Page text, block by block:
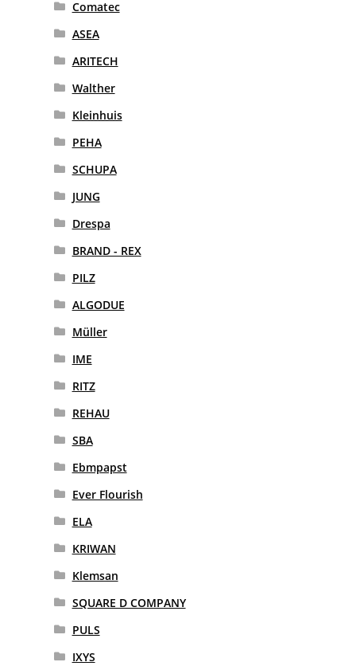
Comatec
ASEA
ARITECH
Walther
Kleinhuis
PEHA
SCHUPA
JUNG
Drespa
BRAND - REX
PILZ
ALGODUE
Müller
IME
RITZ
REHAU
SBA
Ebmpapst
Ever Flourish
ELA
KRIWAN
Klemsan
SQUARE D COMPANY
PULS
IXYS